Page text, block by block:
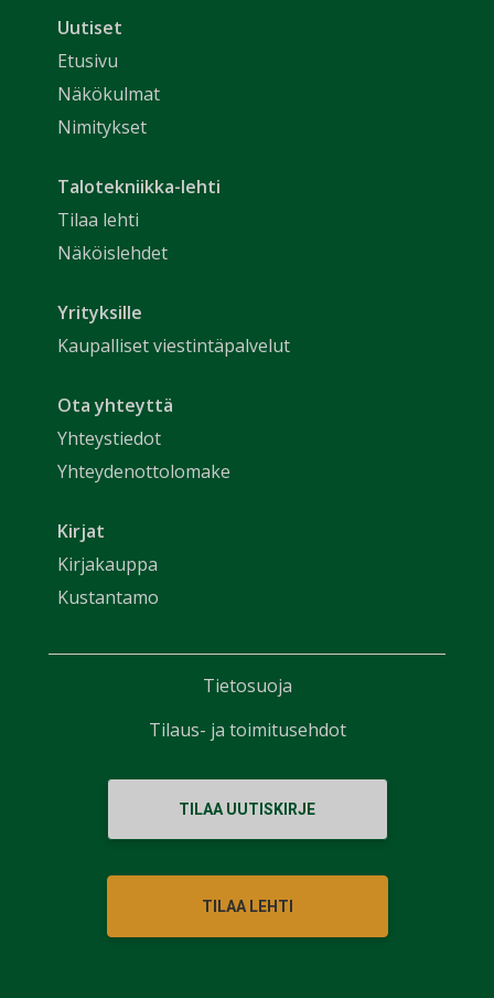
Uutiset
Etusivu
Näkökulmat
Nimitykset
Talotekniikka-lehti
Tilaa lehti
Näköislehdet
Yrityksille
Kaupalliset viestintäpalvelut
Ota yhteyttä
Yhteystiedot
Yhteydenottolomake
Kirjat
Kirjakauppa
Kustantamo
TILAA UUTISKIRJE
TILAA LEHTI
Tietosuoja
Tilaus- ja toimitusehdot